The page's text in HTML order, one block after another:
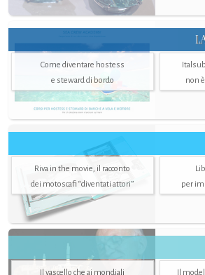
Come diventare hostess
e steward di bordo
non
Riva in the movie, il racconto
dei motoscafi “diventati attori”
per
Il vascello che ai mondiali
Il